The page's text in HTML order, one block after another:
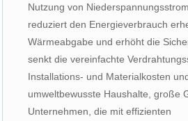
Nutzung von
reduziert den Energieverbrauch
Wärmeabgabe und erhöht die
senkt die vereinfachte
Installations- und Materialkosten
umweltbewusste Haushalte, große
Unternehmen, die mit effizienten